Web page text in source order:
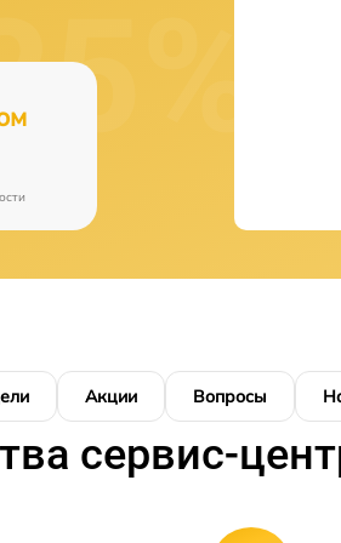
Акции Вопросы
сервис-